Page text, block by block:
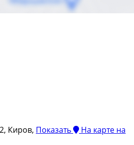
Киров, Показать На карте на